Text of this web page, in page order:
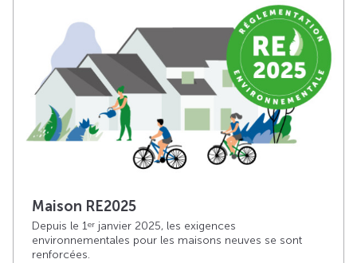
Maison RE2025
Depuis le 1er janvier 2025, les exigences
environnementales pour les maisons neuves se sont
renforcées.